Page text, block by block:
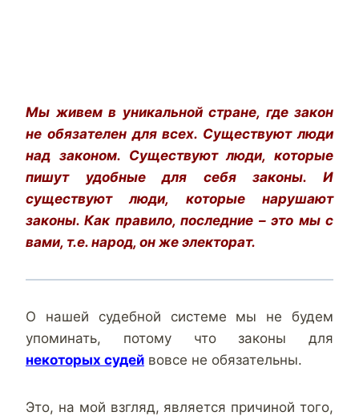
Мы живем в уникальной стране, где закон
не обязателен для всех. Существуют люди
над законом. Существуют люди, которые
пишут удобные для себя законы. И
существуют люди, которые нарушают
законы. Как правило, последние – это мы с
вами, т.е. народ, он же электорат.
О нашей судебной системе мы не будем
упоминать, потому что законы для
некоторых судей вовсе не обязательны.
Это, на мой взгляд, является причиной того,